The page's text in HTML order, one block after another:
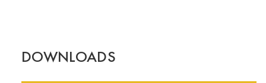
DOWNLOADS